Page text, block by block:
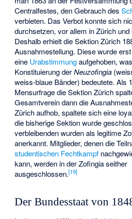
Centralfestes, den Gebrauch des
verbieten. Das Verbot konnte sich
durchsetzen, vor allem in Zürich und
Deshalb erhielt die Sektion Zürich
Ausnahmestellung. Diese wurde
eine Urabstimmungaufgehoben,
Konstituierung derNeuzofingia
weiss-blaue Bänder) bedeutete. Als
Mensurfrage die Sektion Zürich
Gesamtverein dann die
Zürich aufhob, spaltete sich eine
die bisherige Sektion wurde
verbleibenden wurden als legitime
anerkannt. Mitglieder, denen die
studentischen Fechtkampf
kann, werden in der Zofingia seither
ausgeschlossen.[19]
Der Bundesstaat von